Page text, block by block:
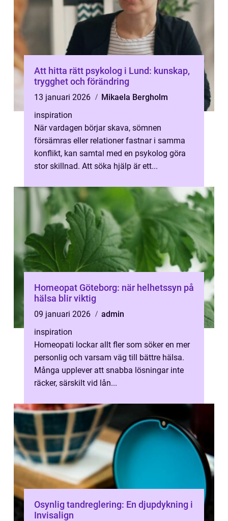
Att hitta rätt psykolog i Lund: kunskap,
trygghet och förändring
13 januari 2026
Mikaela Bergholm
inspiration
När vardagen börjar skava, sömnen
försämras eller relationer fastnar i samma
konflikt, kan samtal med en psykolog göra
stor skillnad. Att söka hjälp är ett...
Homeopat Göteborg: när helhetssyn på
hälsa blir viktig
09 januari 2026
admin
inspiration
Homeopati lockar allt fler som söker en mer
personlig och varsam väg till bättre hälsa.
Många upplever att snabba lösningar inte
räcker, särskilt vid lån...
Osynlig tandreglering: En djupdykning i
Invisalign